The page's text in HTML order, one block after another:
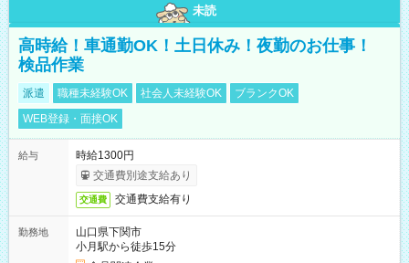
未読
高時給！車通勤OK！土日休み！夜勤のお仕事！
検品作業
派遣 職種未経験OK 社会人未経験OK
ブランクOK
WEB登録・面接OK
給与
時給1300円
交通費別途支給あり
交通費 交通費支給有り
勤務地
山口県下関市
小月駅から徒歩15分